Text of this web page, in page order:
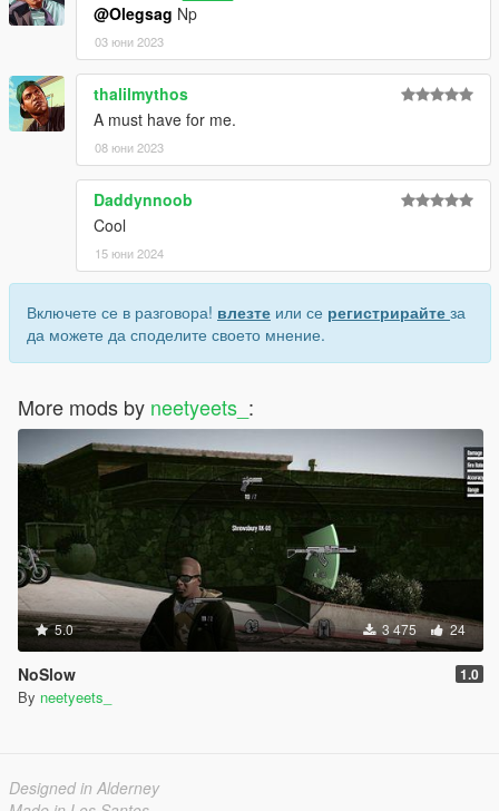
@Olegsag Np
03 юни 2023
thalilmythos
A must have for me.
08 юни 2023
Daddynnoob
Cool
15 юни 2024
Включете се в разговора! влезте или се регистрирайте за
да можете да споделите своето мнение.
More mods by neetyeets_ :
5.0 3 475 24
NoSlow 1.0
By neetyeets_
Designed in Alderney